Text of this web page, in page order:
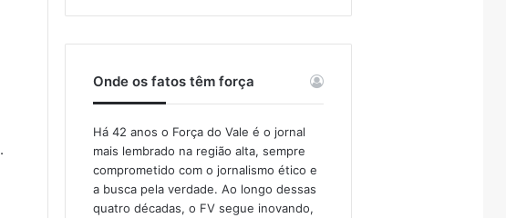
.
Onde os fatos têm força
Há 42 anos o Força do Vale é o jornal
mais lembrado na região alta, sempre
comprometido com o jornalismo ético e
a busca pela verdade. Ao longo dessas
quatro décadas, o FV segue inovando,